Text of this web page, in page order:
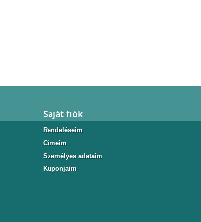
Saját fiók
Rendeléseim
Címeim
Személyes adataim
Kuponjaim